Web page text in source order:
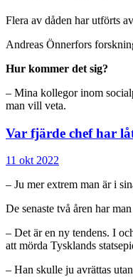
Flera av dåden har utförts
Andreas Önnerfors
Hur kommer det sig?
– Mina kollegor inom
man vill veta.
Var fjärde chef har
11 okt 2022
– Ju mer extrem man är i
De senaste två åren har
– Det är en ny tendens. I
att mörda Tysklands
– Han skulle ju avrättas